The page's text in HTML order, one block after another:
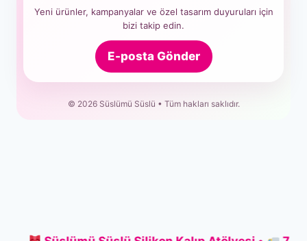
Yeni ürünler, kampanyalar ve özel tasarım duyuruları için
bizi takip edin.
E-posta Gönder
© 2026 Süslümü Süslü • Tüm hakları saklıdır.